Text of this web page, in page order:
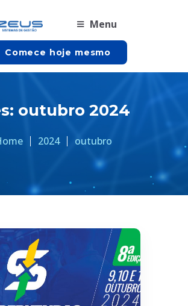
Menu
Comece hoje mesmo
outubro 2024
2024 outubro